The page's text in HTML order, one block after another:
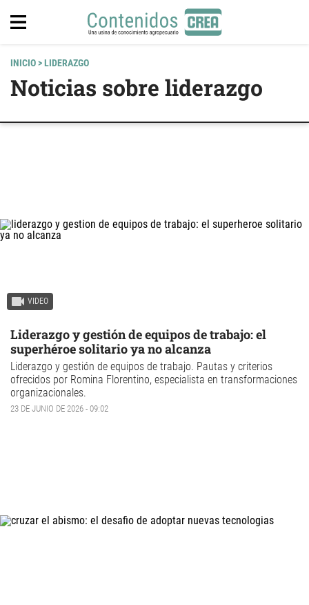
INICIO> LIDERAZGO
Noticias sobre liderazgo
VIDEO
Liderazgo y gestión de equipos de trabajo: el
superhéroe solitario ya no alcanza
Liderazgo y gestión de equipos de trabajo. Pautas y criterios
ofrecidos por Romina Florentino, especialista en transformaciones
organizacionales.
23 DE JUNIO DE 2026 - 09:02